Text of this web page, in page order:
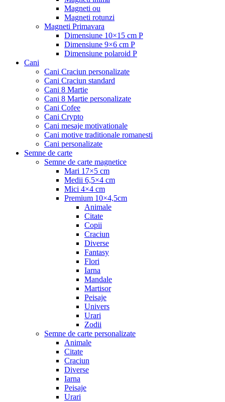
Magneti ou
Magneti rotunzi
Magneti Primavara
Dimensiune 10×15 cm P
Dimensiune 9×6 cm P
Dimensiune polaroid P
Cani
Cani Craciun personalizate
Cani Craciun standard
Cani 8 Martie
Cani 8 Martie personalizate
Cani Cofee
Cani Crypto
Cani mesaje motivationale
Cani motive traditionale romanesti
Cani personalizate
Semne de carte
Semne de carte magnetice
Mari 17×5 cm
Medii 6,5×4 cm
Mici 4×4 cm
Premium 10×4,5cm
Animale
Citate
Copii
Craciun
Diverse
Fantasy
Flori
Iarna
Mandale
Martisor
Peisaje
Univers
Urari
Zodii
Semne de carte personalizate
Animale
Citate
Craciun
Diverse
Iarna
Peisaje
Urari